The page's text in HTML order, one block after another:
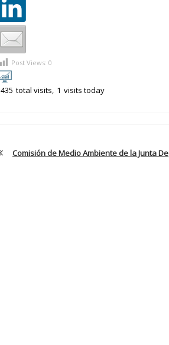
Post Views: 0
435 total visits, 1 visits today
Comisión de Medio Ambiente de la Junta